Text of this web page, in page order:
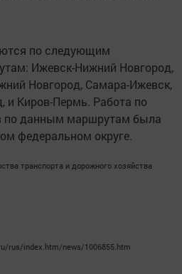
по следующим
Ижевск-Нижний Новгород,
Новгород, Самара-Ижевск,
и Киров-Пермь. Работа по
по данным маршрутам была
федеральном округе.
транспорта и дорожного хозяйства
rus/index.htm/news/1006855.htm